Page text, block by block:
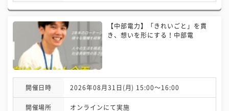
【中部電力】「きれいごと」を貫
き、想いを形にする！中部電
開催日時 2026年08月31日(月) 15:00〜16:00
開催場所 オンラインにて実施